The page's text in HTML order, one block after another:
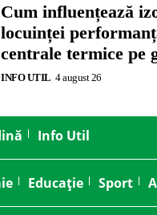
Cum influențează
locuinței
centrale termice pe
INFO UTIL 4 august 26
Info Util
Educație Sport